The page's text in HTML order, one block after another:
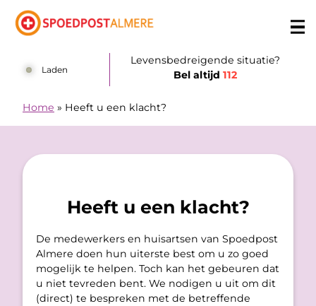
Laden
Levensbedreigende situatie?
Bel altijd112
Home » Heeft u een klacht?
Heeft u een klacht?
De medewerkers en huisartsen van Spoedpost
Almere doen hun uiterste best om u zo goed
mogelijk te helpen. Toch kan het gebeuren dat
u niet tevreden bent. We nodigen u uit om dit
(direct) te bespreken met de betreffende